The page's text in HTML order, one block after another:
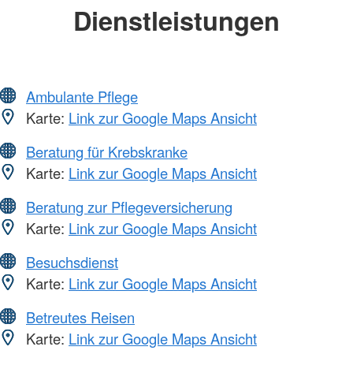
Dienstleistungen
Ambulante Pflege
Karte: Link zur Google Maps Ansicht
Beratung für Krebskranke
Karte: Link zur Google Maps Ansicht
Beratung zur Pflegeversicherung
Karte: Link zur Google Maps Ansicht
Besuchsdienst
Karte: Link zur Google Maps Ansicht
Betreutes Reisen
Karte: Link zur Google Maps Ansicht